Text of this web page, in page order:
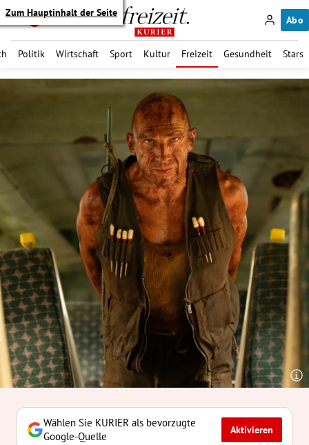
Zum Hauptinhalt der Seite
Abo
Politik Wirtschaft Sport Kultur Freizeit Gesundheit Stars
Untermenü
Untermenü
Untermenü
Untermenü
UntermenüWählen Sie KURIER als bevorzugte
Google-Quelle
Aktivieren